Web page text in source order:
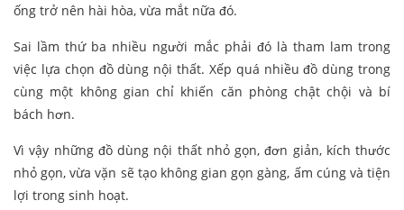
ống trở nên hài hòa, vừa mắt nữa đó.
Sai lầm thứ ba nhiều người mắc phải đó là tham lam trong
việc lựa chọn đồ dùng nội thất. Xếp quá nhiều đồ dùng trong
cùng một không gian chỉ khiến căn phòng chật chội và bí
bách hơn.
Vì vậy những đồ dùng nội thất nhỏ gọn, đơn giản, kích thước
nhỏ gọn, vừa vặn sẽ tạo không gian gọn gàng, ấm cúng và tiện
lợi trong sinh hoạt.